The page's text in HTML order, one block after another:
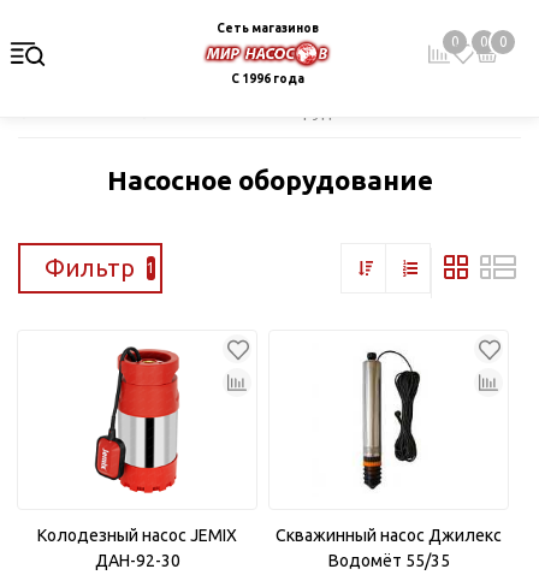
Сеть магазинов
С 1996 года
0 0 0
Насосное оборудование
Фильтр 1
Колодезный насос JEMIX
ДАН-92-30
Скважинный насос Джилекс
Водомёт 55/35